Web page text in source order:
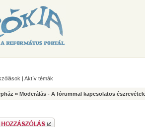
| Aktív témák
» Moderálás - A fórummal kapcsolatos